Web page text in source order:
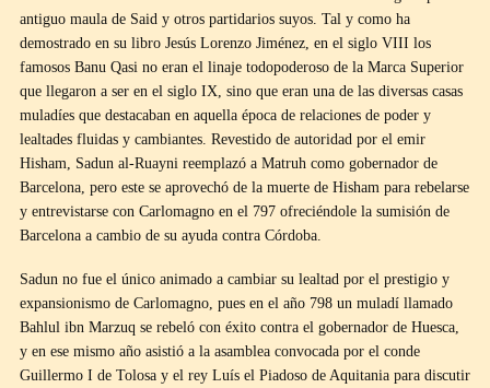
antiguo maula de Said y otros partidarios suyos. Tal y como ha
demostrado en su libro Jesús Lorenzo Jiménez, en el siglo VIII los
famosos Banu Qasi no eran el linaje todopoderoso de la Marca Superior
que llegaron a ser en el siglo IX, sino que eran una de las diversas casas
muladíes que destacaban en aquella época de relaciones de poder y
lealtades fluidas y cambiantes. Revestido de autoridad por el emir
Hisham, Sadun al-Ruayni reemplazó a Matruh como gobernador de
Barcelona, pero este se aprovechó de la muerte de Hisham para rebelarse
y entrevistarse con Carlomagno en el 797 ofreciéndole la sumisión de
Barcelona a cambio de su ayuda contra Córdoba.
Sadun no fue el único animado a cambiar su lealtad por el prestigio y
expansionismo de Carlomagno, pues en el año 798 un muladí llamado
Bahlul ibn Marzuq se rebeló con éxito contra el gobernador de Huesca,
y en ese mismo año asistió a la asamblea convocada por el conde
Guillermo I de Tolosa y el rey Luís el Piadoso de Aquitania para discutir